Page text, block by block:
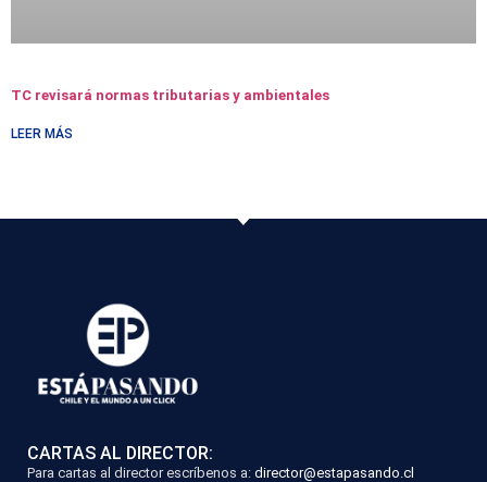
TC revisará normas tributarias y ambientales
LEER MÁS
CARTAS AL DIRECTOR:
Para cartas al director escríbenos a: director@estapasando.cl